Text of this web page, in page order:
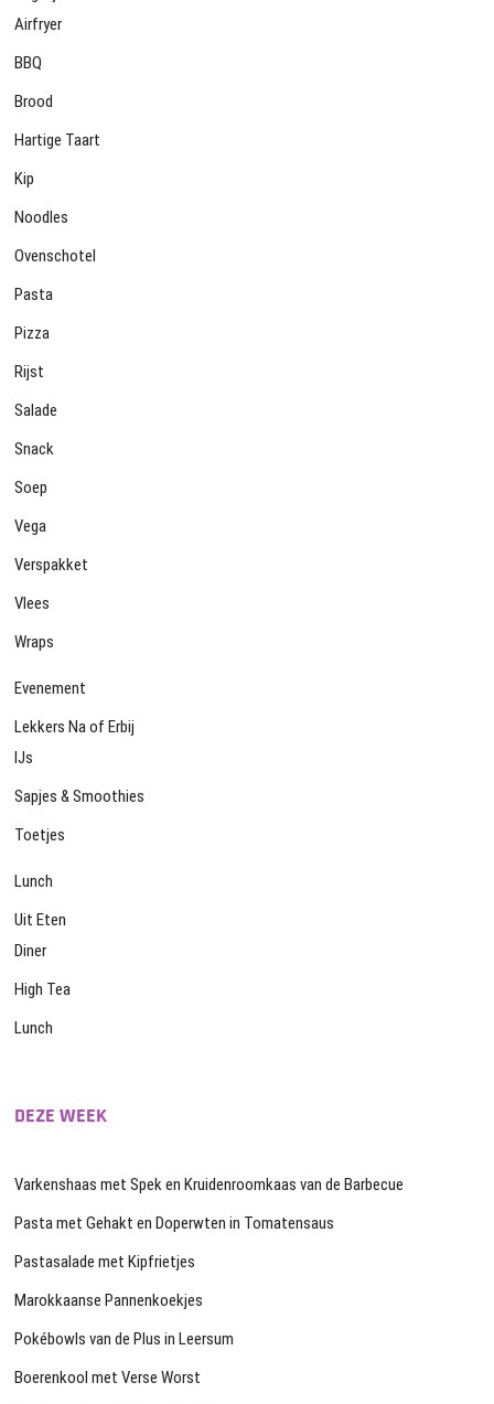
Airfryer
BBQ
Brood
Hartige Taart
Kip
Noodles
Ovenschotel
Pasta
Pizza
Rijst
Salade
Snack
Soep
Vega
Verspakket
Vlees
Wraps
Evenement
Lekkers Na of Erbij
IJs
Sapjes & Smoothies
Toetjes
Lunch
Uit Eten
Diner
High Tea
Lunch
DEZE WEEK
Varkenshaas met Spek en Kruidenroomkaas van de Barbecue
Pasta met Gehakt en Doperwten in Tomatensaus
Pastasalade met Kipfrietjes
Marokkaanse Pannenkoekjes
Pokébowls van de Plus in Leersum
Boerenkool met Verse Worst